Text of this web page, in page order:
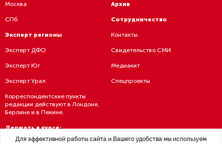
Москва
СПб
Эксперт регионы
Эксперт ДФО
Эксперт Юг
Эксперт Урал
Корреспондентские пункты
редакции действуют в Лондоне,
Берлине и в Пекине.
Архив
Сотрудничество
Контакты
Свидетельство СМИ
Медиакит
Спецпроекты
Держать в курсе:
Для эффективной работы сайта и Вашего удобства мы используем